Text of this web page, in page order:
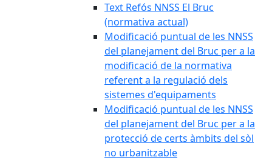
Text Refós NNSS El Bruc
(normativa actual)
Modificació puntual de les NNSS
del planejament del Bruc per a la
modificació de la normativa
referent a la regulació dels
sistemes d'equipaments
Modificació puntual de les NNSS
del planejament del Bruc per a la
protecció de certs àmbits del sòl
no urbanitzable